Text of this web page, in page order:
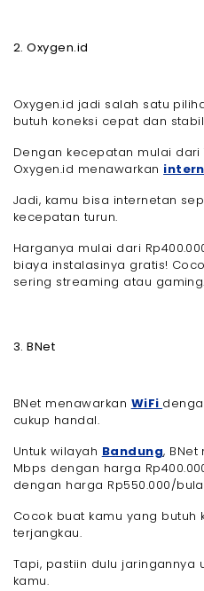
2. Oxygen.id
Oxygen.id jadi salah satu
butuh koneksi cepat dan
Dengan kecepatan mulai dari
Oxygen.id menawarkan
Jadi, kamu bisa internetan
kecepatan turun.
Harganya mulai dari
biaya instalasinya gratis!
sering streaming atau gaming.
3. BNet
BNet menawarkan WiFi
cukup handal.
Untuk wilayah Bandung,
Mbps dengan harga
dengan harga Rp550.000/
Cocok buat kamu yang
terjangkau.
Tapi, pastiin dulu jaringannya
kamu.